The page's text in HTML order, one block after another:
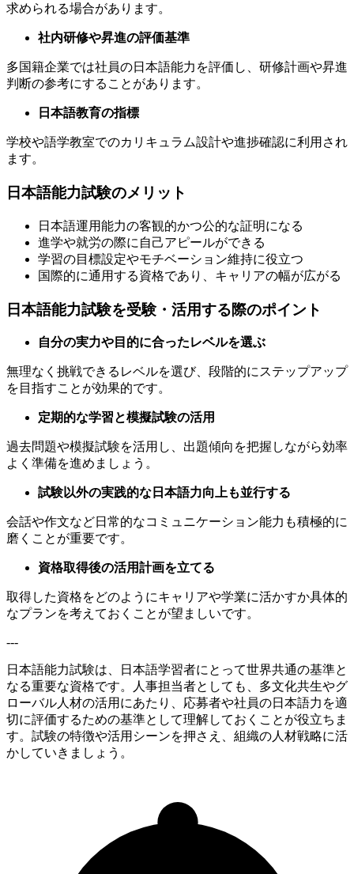
求められる場合があります。
社内研修や昇進の評価基準
多国籍企業では社員の日本語能力を評価し、研修計画や昇進
判断の参考にすることがあります。
日本語教育の指標
学校や語学教室でのカリキュラム設計や進捗確認に利用され
ます。
日本語能力試験のメリット
日本語運用能力の客観的かつ公的な証明になる
進学や就労の際に自己アピールができる
学習の目標設定やモチベーション維持に役立つ
国際的に通用する資格であり、キャリアの幅が広がる
日本語能力試験を受験・活用する際のポイント
自分の実力や目的に合ったレベルを選ぶ
無理なく挑戦できるレベルを選び、段階的にステップアップ
を目指すことが効果的です。
定期的な学習と模擬試験の活用
過去問題や模擬試験を活用し、出題傾向を把握しながら効率
よく準備を進めましょう。
試験以外の実践的な日本語力向上も並行する
会話や作文など日常的なコミュニケーション能力も積極的に
磨くことが重要です。
資格取得後の活用計画を立てる
取得した資格をどのようにキャリアや学業に活かすか具体的
なプランを考えておくことが望ましいです。
---
日本語能力試験は、日本語学習者にとって世界共通の基準と
なる重要な資格です。人事担当者としても、多文化共生やグ
ローバル人材の活用にあたり、応募者や社員の日本語力を適
切に評価するための基準として理解しておくことが役立ちま
す。試験の特徴や活用シーンを押さえ、組織の人材戦略に活
かしていきましょう。